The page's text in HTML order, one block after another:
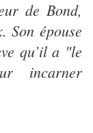
de Bond,
Son épouse
qu’il a "le
incarner